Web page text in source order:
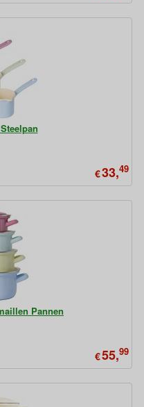
€33,49
Pannen
€55,99